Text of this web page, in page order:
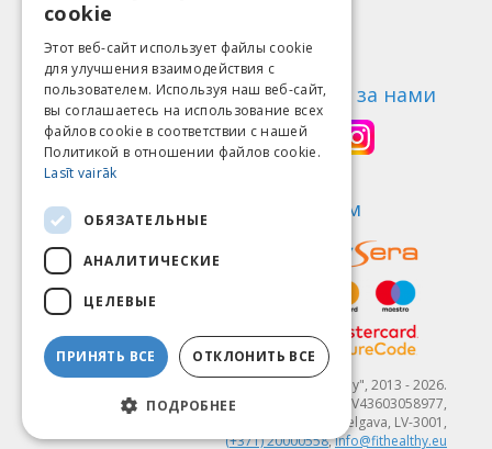
Возврат товара
О нас
Контакты
Правила пользования
Политика конфиденциальности
Следи за нами
Найди нас Мы принимаем
© SIA "Fit & Healthy", 2013 - 2026.
"FIT & HEALTHY" SIA, Reģ. nr. LV43603058977,
Dambja 4-20, Jelgava, LV-3001,
(+371) 20000558,info@fithealthy.eu
LITHUANIAN
ESTONIAN
RUSSIAN
cookie
Этот веб-сайт использует файлы cookie
для улучшения взаимодействия с
пользователем. Используя наш веб-сайт,
вы соглашаетесь на использование всех
файлов cookie в соответствии с нашей
Политикой в ​​отношении файлов cookie.
Lasīt vairāk
ОБЯЗАТЕЛЬНЫЕ
АНАЛИТИЧЕСКИЕ
ЦЕЛЕВЫЕ
ПРИНЯТЬ ВСЕ ОТКЛОНИТЬ ВСЕ
ПОДРОБНЕЕ